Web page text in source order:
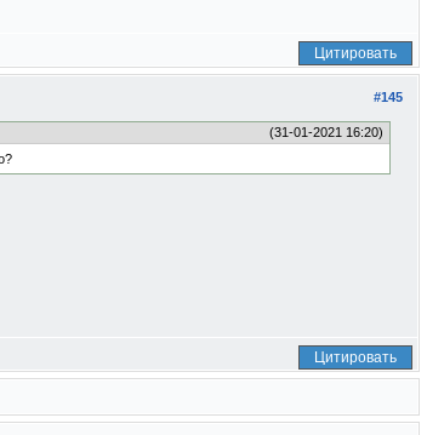
Цитировать
#145
(31-01-2021 16:20)
Цитировать